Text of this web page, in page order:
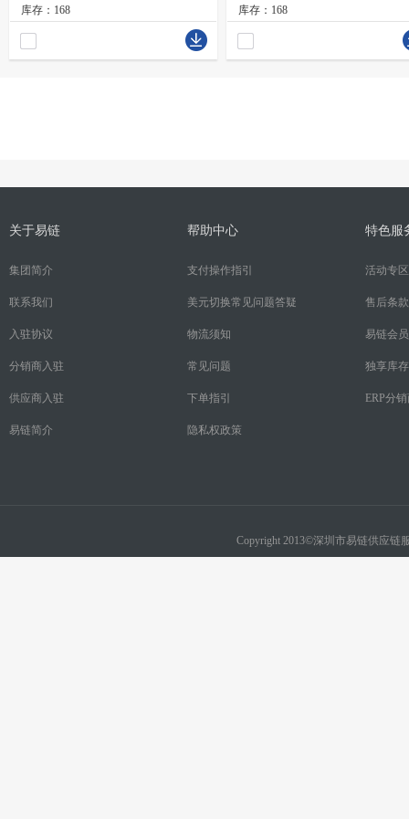
库存：168 库存：168
关于易链
集团简介
联系我们
入驻协议
分销商入驻
供应商入驻
易链简介
帮助中心
支付操作指引
美元切换常见问题答疑
物流须知
常见问题
下单指引
隐私权政策
特色服
活动专区
售后条款
易链会
独享库
ERP分
Copyright 2013©深圳市易链供应链